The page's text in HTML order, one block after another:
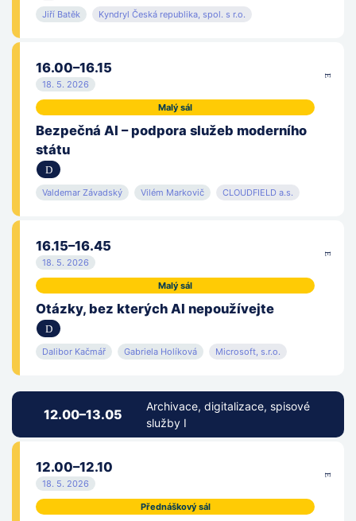
Jiří Batěk Kyndryl Česká republika, spol. s r.o.
16.00–16.15
18. 5. 2026
Malý sál
Bezpečná AI – podpora služeb moderního
státu
Valdemar Závadský Vilém Markovič CLOUDFIELD a.s.
16.15–16.45
18. 5. 2026
Malý sál
Otázky, bez kterých AI nepoužívejte
Dalibor Kačmář Gabriela Holíková Microsoft, s.r.o.
12.00–13.05
Archivace, digitalizace, spisové
služby I
12.00–12.10
18. 5. 2026
Přednáškový sál